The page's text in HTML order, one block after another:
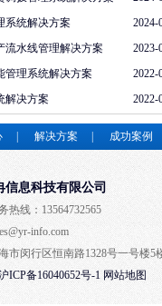
2024-
系统解决方案
2023-
流水线管理解决方案
2022-
管理系统解决方案
2022-
解决方案
解决方案 成功案例
信息科技有限公司
热线：13564732565
info.com
市闵行区恒南路1328号一号楼5
ICP备16040652号-1 网站地图